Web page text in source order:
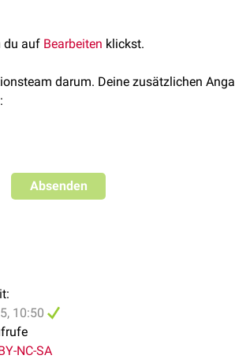
Problem. Die wichtigste
Lichtschutz ist obligat, damit
oberflächlicheKürettage,Lasernoder
du auf Bearbeiten klickst.
darum. Deine zusätzlichen
Absenden
10:50
NC-SA